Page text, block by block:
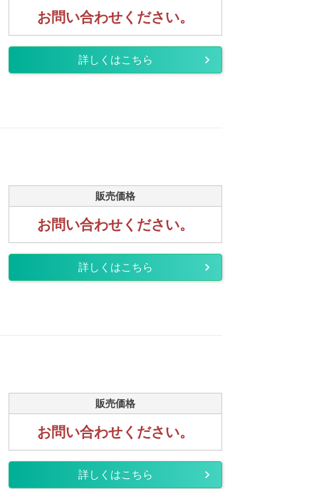
お問い合わせください。
詳しくはこちら
販売価格
お問い合わせください。
詳しくはこちら
販売価格
お問い合わせください。
詳しくはこちら